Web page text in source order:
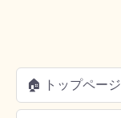
🏠 トップページ